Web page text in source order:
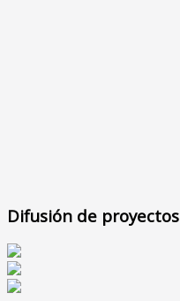
Difusión de proyectos